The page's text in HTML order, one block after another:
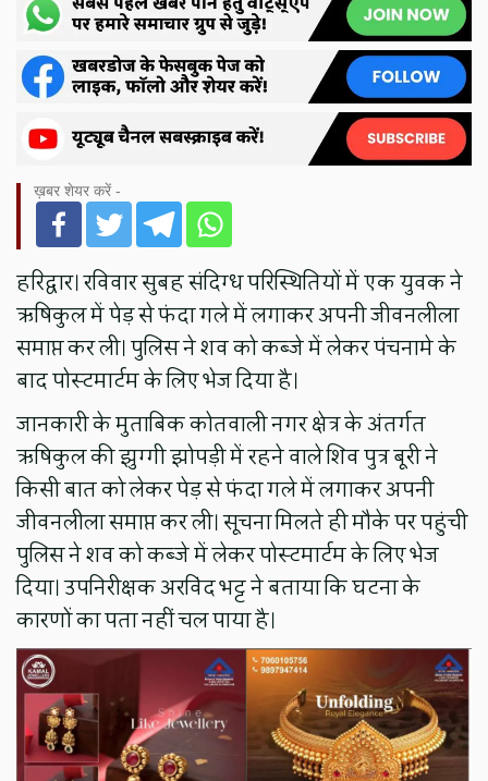
ख़बर शेयर करें -
हरिद्वार। रविवार सुबह संदिग्ध परिस्थितियों में एक युवक ने
ऋषिकुल में पेड़ से फंदा गले में लगाकर अपनी जीवनलीला
समाप्त कर ली। पुलिस ने शव को कब्जे में लेकर पंचनामे के
बाद पोस्टमार्टम के लिए भेज दिया है।
जानकारी के मुताबिक कोतवाली नगर क्षेत्र के अंतर्गत
ऋषिकुल की झुग्गी झोपड़ी में रहने वाले शिव पुत्र बूरी ने
किसी बात को लेकर पेड़ से फंदा गले में लगाकर अपनी
जीवनलीला समाप्त कर ली। सूचना मिलते ही मौके पर पहुंची
पुलिस ने शव को कब्जे में लेकर पोस्टमार्टम के लिए भेज
दिया। उपनिरीक्षक अरविंद भट्ट ने बताया कि घटना के
कारणों का पता नहीं चल पाया है।